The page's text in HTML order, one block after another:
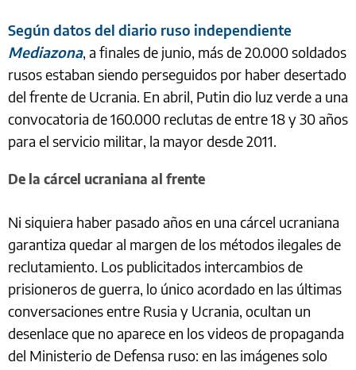
Según datos del diario ruso independiente
Mediazona, a finales de junio, más de 20.000 soldados
rusos estaban siendo perseguidos por haber desertado
del frente de Ucrania. En abril, Putin dio luz verde a una
convocatoria de 160.000 reclutas de entre 18 y 30 años
para el servicio militar, la mayor desde 2011.
De la cárcel ucraniana al frente
Ni siquiera haber pasado años en una cárcel ucraniana
garantiza quedar al margen de los métodos ilegales de
reclutamiento. Los publicitados intercambios de
prisioneros de guerra, lo único acordado en las últimas
conversaciones entre Rusia y Ucrania, ocultan un
desenlace que no aparece en los videos de propaganda
del Ministerio de Defensa ruso: en las imágenes solo